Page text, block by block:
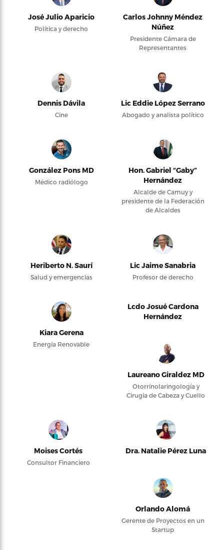
José Julio Aparicio
Política y derecho
Carlos Johnny Méndez
Núñez
Presidente Cámara de
Representantes
Dennis Dávila
Cine
Lic Eddie López Serrano
Abogado y analista político
González Pons MD
Médico radiólogo
Hon. Gabriel “Gaby”
Hernández
Alcalde de Camuy y
presidente de la Federación
de Alcaldes
Heriberto N. Saurí
Salud y emergencias
Lic Jaime Sanabria
Profesor de derecho
Kiara Gerena
Energía Renovable
Lcdo Josué Cardona
Hernández
Laureano Giraldez MD
Otorrinolaringología y
Cirugía de Cabeza y Cuello
Moises Cortés
Consultor Financiero
Dra. Natalie Pérez Luna
Orlando Alomá
Gerente de Proyectos en un
Startup